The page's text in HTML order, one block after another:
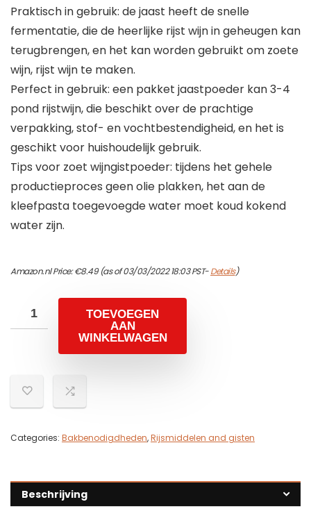
Praktisch in gebruik: de jaast heeft de snelle
fermentatie, die de heerlijke rijst wijn in geheugen kan
terugbrengen, en het kan worden gebruikt om zoete
wijn, rijst wijn te maken.
Perfect in gebruik: een pakket jaastpoeder kan 3-4
pond rijstwijn, die beschikt over de prachtige
verpakking, stof- en vochtbestendigheid, en het is
geschikt voor huishoudelijk gebruik.
Tips voor zoet wijngistpoeder: tijdens het gehele
productieproces geen olie plakken, het aan de
kleefpasta toegevoegde water moet koud kokend
water zijn.
Amazon.nl Price:€8.49(as of 03/03/2022 18:03 PST-Details)
TOEVOEGEN
AAN
WINKELWAGEN
Categories: Bakbenodigdheden,Rijsmiddelen and gisten
Beschrijving